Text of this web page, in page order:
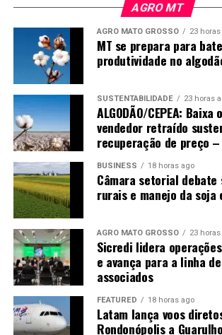
referência mundial. Não podemos
espécie invasora coloque este
só então agir.
Não defendo medidas precipitadas.
planejamento, coordenação e uma
capaz de enfrentar um problema que
e passou a ser estratégico para o
Quem vive no campo sabe que o prejuízo
Agora, antes que ele ultrapasse as
propriedades e ameace também nossa
internacional, é preciso reconhecer uma
simples: o modelo atual não está
E quando uma estratégia deixa de
insistir nela não é solução. É apenas
que pode se tornar muito maior no
AGRO MT
AGRO MATO GROSSO 23
MT se prepara para
produtividade no
SUSTENTABILIDADE 23 horas
ALGODÃO/CEPEA:
vendedor retraído
recuperação de preço –
BUSINESS 18 horas ago
Câmara setorial
rurais e manejo da soja
AGRO MATO GROSSO 23
Sicredi lidera
e avança para a linha
associados
FEATURED 18 horas ago
Latam lança voos
Rondonópolis a